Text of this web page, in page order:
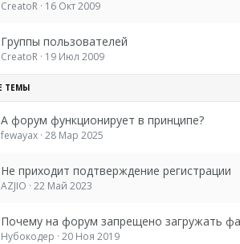
CreatoR 16 Окт 2009
Группы пользователей
CreatoR 19 Июл 2009
А форум функционирует в принципе?
fewayax 28 Мар 2025
Не приходит подтверждение регистрации
AZJIO 22 Май 2023
Почему на форум запрещено загружать
Нубокодер 20 Ноя 2019